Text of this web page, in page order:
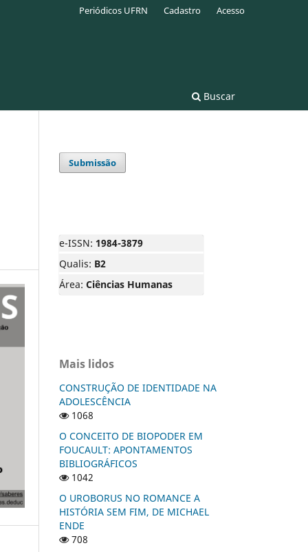
Buscar
Periódicos UFRN Cadastro Acesso
Submissão
e-ISSN: 1984-3879
Qualis: B2
Área: Ciências Humanas
Mais lidos
CONSTRUÇÃO DE IDENTIDADE NA
ADOLESCÊNCIA
1068
O CONCEITO DE BIOPODER EM
FOUCAULT: APONTAMENTOS
BIBLIOGRÁFICOS
1042
O UROBORUS NO ROMANCE A
HISTÓRIA SEM FIM, DE MICHAEL
ENDE
708